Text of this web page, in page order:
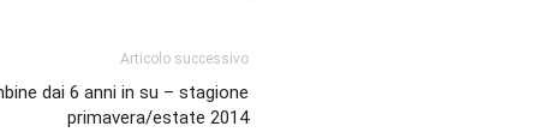
Articolo successivo
dai 6 anni in su – stagione
primavera/estate 2014